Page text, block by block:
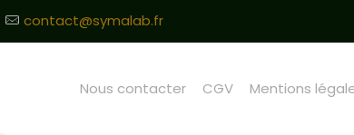
contact@symalab.fr
Nous contacter CGV Mentions